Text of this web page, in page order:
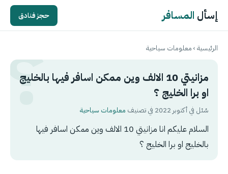
إسأل المسافر حجز فنادق
الرئيسية›معلومات سياحية
مزانيتي 10 الالف وين ممكن اسافر فيها بالخليج
او برا الخليج ؟
سُئل في أكتوبر 2022 في تصنيف معلومات سياحية
السلام عليكم انا مزانيتي 10 الالف وين ممكن اسافر فيها
بالخليج او برا الخليج ؟